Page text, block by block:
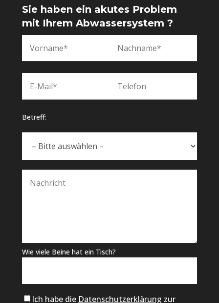
Sie haben ein akutes Problem
mit Ihrem Abwassersystem ?
Betreff:
Wie viele Beine hat ein Tisch?
Ich habe die Datenschutzerklärung zur